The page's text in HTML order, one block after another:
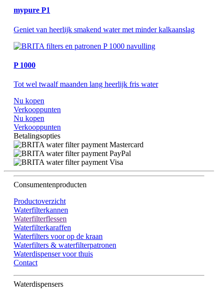
mypure P1
Geniet van heerlijk smakend water met minder kalkaanslag
P 1000
Tot wel twaalf maanden lang heerlijk fris water
Nu kopen
Verkooppunten
Nu kopen
Verkooppunten
Betalingsopties
Consumentenproducten
Productoverzicht
Waterfilterkannen
Waterfilterflessen
Waterfilterkaraffen
Waterfilters voor op de kraan
Waterfilters & waterfilterpatronen
Waterdispenser voor thuis
Contact
Waterdispensers